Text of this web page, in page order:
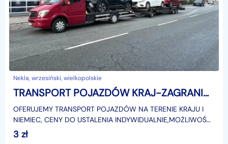
Nekla, wrzesiński, wielkopolskie
TRANSPORT POJAZDÓW KRAJ-ZAGRANICA 24H
OFERUJEMY TRANSPORT POJAZDÓW NA TERENIE KRAJU I
NIEMIEC, CENY DO USTALENIA INDYWIDUALNIE,MOŻLIWOŚĆ
TRANSPORTU TRZECH AUT JEDNOCZEŚNIE.
3 zł